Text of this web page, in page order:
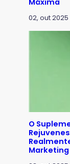
Máxima
02, out 2025
O
Marketing